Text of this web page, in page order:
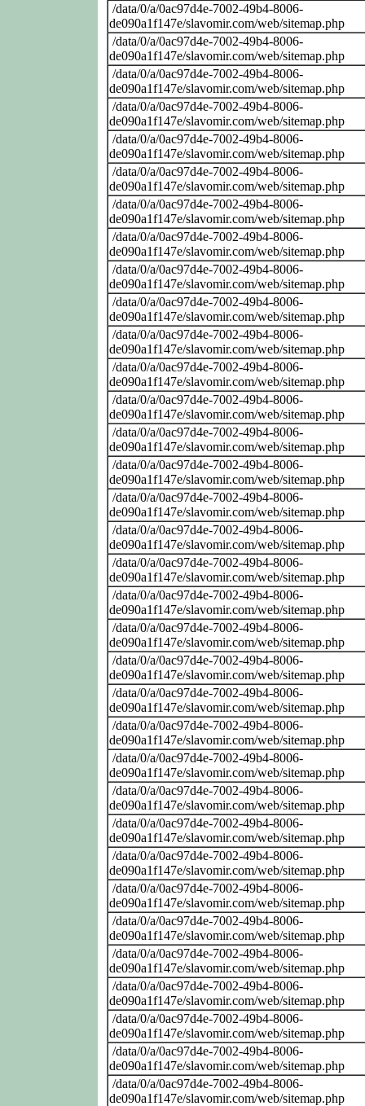
/data/0/a/0ac97d4e-7002-49b4-8006-
de090a1f147e/slavomir.com/web/sitemap.php
/data/0/a/0ac97d4e-7002-49b4-8006-
de090a1f147e/slavomir.com/web/sitemap.php
/data/0/a/0ac97d4e-7002-49b4-8006-
de090a1f147e/slavomir.com/web/sitemap.php
/data/0/a/0ac97d4e-7002-49b4-8006-
de090a1f147e/slavomir.com/web/sitemap.php
/data/0/a/0ac97d4e-7002-49b4-8006-
de090a1f147e/slavomir.com/web/sitemap.php
/data/0/a/0ac97d4e-7002-49b4-8006-
de090a1f147e/slavomir.com/web/sitemap.php
/data/0/a/0ac97d4e-7002-49b4-8006-
de090a1f147e/slavomir.com/web/sitemap.php
/data/0/a/0ac97d4e-7002-49b4-8006-
de090a1f147e/slavomir.com/web/sitemap.php
/data/0/a/0ac97d4e-7002-49b4-8006-
de090a1f147e/slavomir.com/web/sitemap.php
/data/0/a/0ac97d4e-7002-49b4-8006-
de090a1f147e/slavomir.com/web/sitemap.php
/data/0/a/0ac97d4e-7002-49b4-8006-
de090a1f147e/slavomir.com/web/sitemap.php
/data/0/a/0ac97d4e-7002-49b4-8006-
de090a1f147e/slavomir.com/web/sitemap.php
/data/0/a/0ac97d4e-7002-49b4-8006-
de090a1f147e/slavomir.com/web/sitemap.php
/data/0/a/0ac97d4e-7002-49b4-8006-
de090a1f147e/slavomir.com/web/sitemap.php
/data/0/a/0ac97d4e-7002-49b4-8006-
de090a1f147e/slavomir.com/web/sitemap.php
/data/0/a/0ac97d4e-7002-49b4-8006-
de090a1f147e/slavomir.com/web/sitemap.php
/data/0/a/0ac97d4e-7002-49b4-8006-
de090a1f147e/slavomir.com/web/sitemap.php
/data/0/a/0ac97d4e-7002-49b4-8006-
de090a1f147e/slavomir.com/web/sitemap.php
/data/0/a/0ac97d4e-7002-49b4-8006-
de090a1f147e/slavomir.com/web/sitemap.php
/data/0/a/0ac97d4e-7002-49b4-8006-
de090a1f147e/slavomir.com/web/sitemap.php
/data/0/a/0ac97d4e-7002-49b4-8006-
de090a1f147e/slavomir.com/web/sitemap.php
/data/0/a/0ac97d4e-7002-49b4-8006-
de090a1f147e/slavomir.com/web/sitemap.php
/data/0/a/0ac97d4e-7002-49b4-8006-
de090a1f147e/slavomir.com/web/sitemap.php
/data/0/a/0ac97d4e-7002-49b4-8006-
de090a1f147e/slavomir.com/web/sitemap.php
/data/0/a/0ac97d4e-7002-49b4-8006-
de090a1f147e/slavomir.com/web/sitemap.php
/data/0/a/0ac97d4e-7002-49b4-8006-
de090a1f147e/slavomir.com/web/sitemap.php
/data/0/a/0ac97d4e-7002-49b4-8006-
de090a1f147e/slavomir.com/web/sitemap.php
/data/0/a/0ac97d4e-7002-49b4-8006-
de090a1f147e/slavomir.com/web/sitemap.php
/data/0/a/0ac97d4e-7002-49b4-8006-
de090a1f147e/slavomir.com/web/sitemap.php
/data/0/a/0ac97d4e-7002-49b4-8006-
de090a1f147e/slavomir.com/web/sitemap.php
/data/0/a/0ac97d4e-7002-49b4-8006-
de090a1f147e/slavomir.com/web/sitemap.php
/data/0/a/0ac97d4e-7002-49b4-8006-
de090a1f147e/slavomir.com/web/sitemap.php
/data/0/a/0ac97d4e-7002-49b4-8006-
de090a1f147e/slavomir.com/web/sitemap.php
/data/0/a/0ac97d4e-7002-49b4-8006-
de090a1f147e/slavomir.com/web/sitemap.php